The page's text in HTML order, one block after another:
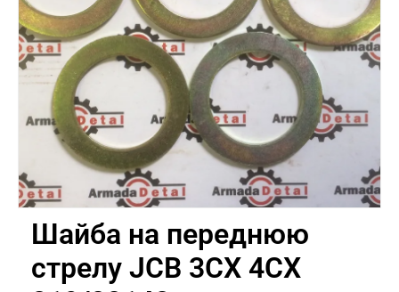
Шайба на переднюю
стрелу JCB 3CX 4CX